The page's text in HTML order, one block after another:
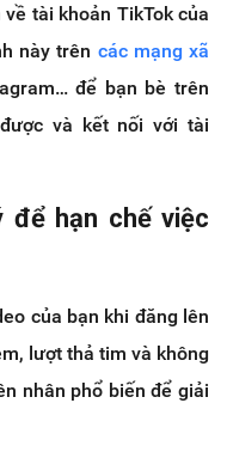
tài khoản TikTok của
này trên các mạng xã
để bạn bè trên
và kết nối với tài
để hạn chế việc
của bạn khi đăng lên
lượt thả tim và không
nhân phổ biến để giải